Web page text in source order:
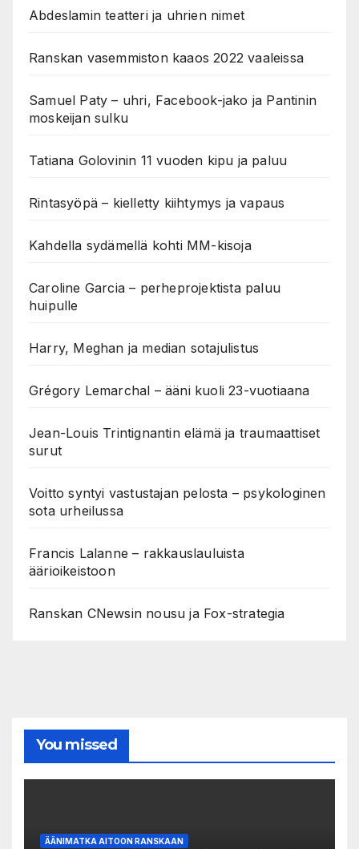
Abdeslamin teatteri ja uhrien nimet
Ranskan vasemmiston kaaos 2022 vaaleissa
Samuel Paty – uhri, Facebook-jako ja Pantinin
moskeijan sulku
Tatiana Golovinin 11 vuoden kipu ja paluu
Rintasyöpä – kielletty kiihtymys ja vapaus
Kahdella sydämellä kohti MM-kisoja
Caroline Garcia – perheprojektista paluu
huipulle
Harry, Meghan ja median sotajulistus
Grégory Lemarchal – ääni kuoli 23-vuotiaana
Jean-Louis Trintignantin elämä ja traumaattiset
surut
Voitto syntyi vastustajan pelosta – psykologinen
sota urheilussa
Francis Lalanne – rakkauslauluista
äärioikeistoon
Ranskan CNewsin nousu ja Fox-strategia
You missed
ÄÄNIMATKA AITOON RANSKAAN